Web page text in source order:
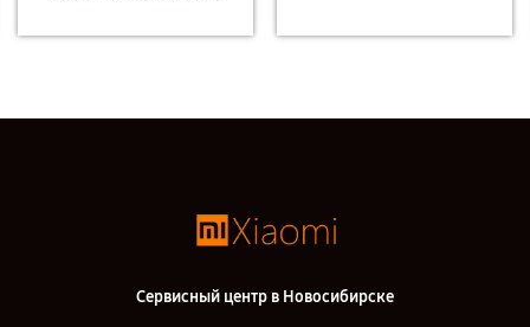
Сервисный центр в Новосибирске